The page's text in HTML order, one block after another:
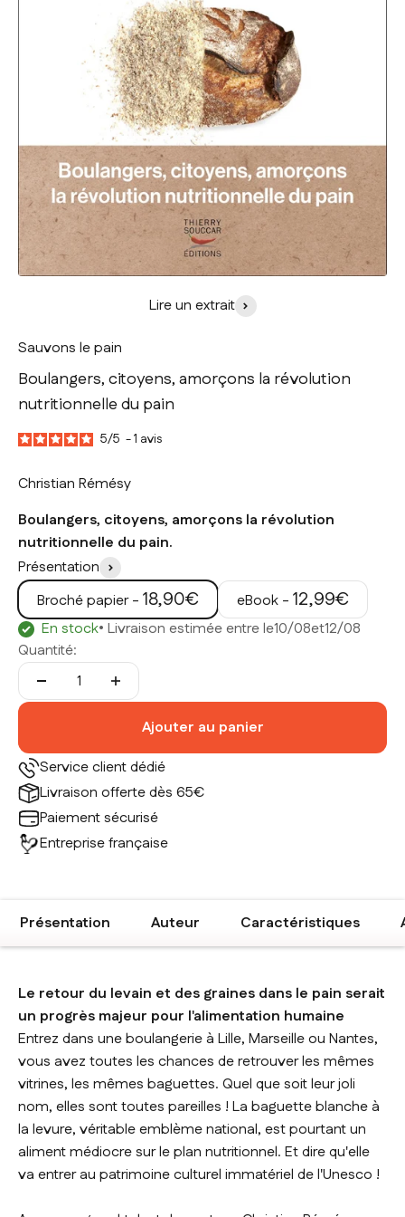
Lire un extrait
Sauvons le pain
Boulangers, citoyens, amorçons la révolution
nutritionnelle du pain
5/5 -1 avis
Christian Rémésy
Boulangers, citoyens, amorçons la révolution
nutritionnelle du pain.
Présentation
Broché papier - Prix de vente
18,90€ eBook - Prix de vente
12,99€
En stock• Livraison estimée entre le10/08et12/08
Quantité:
Ajouter au panier
Service client dédié
Livraison offerte dès 65€
Paiement sécurisé
Entreprise française
Présentation Auteur Caractéristiques
Le retour du levain et des graines dans le pain serait
un progrès majeur pour l'alimentation humaine
Entrez dans une boulangerie à Lille, Marseille ou Nantes,
vous avez toutes les chances de retrouver les mêmes
vitrines, les mêmes baguettes. Quel que soit leur joli
nom, elles sont toutes pareilles ! La baguette blanche à
la levure, véritable emblème national, est pourtant un
aliment médiocre sur le plan nutritionnel. Et dire qu'elle
va entrer au patrimoine culturel immatériel de l'Unesco !